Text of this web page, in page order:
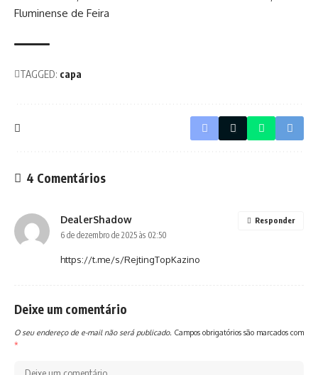
Fluminense de Feira
TAGGED: capa
4 Comentários
DealerShadow
6 de dezembro de 2025 às 02:50
https://t.me/s/RejtingTopKazino
Responder
Deixe um comentário
O seu endereço de e-mail não será publicado. Campos obrigatórios são marcados com
*